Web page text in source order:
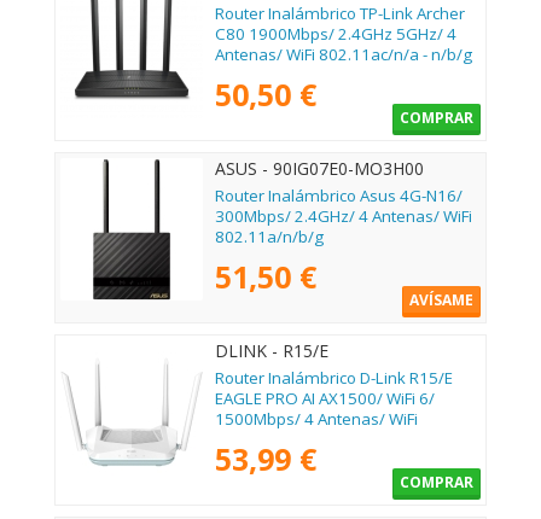
Router Inalámbrico TP-Link Archer
C80 1900Mbps/ 2.4GHz 5GHz/ 4
Antenas/ WiFi 802.11ac/n/a - n/b/g
50,50 €
COMPRAR
ASUS - 90IG07E0-MO3H00
Router Inalámbrico Asus 4G-N16/
300Mbps/ 2.4GHz/ 4 Antenas/ WiFi
802.11a/n/b/g
51,50 €
AVÍSAME
DLINK - R15/E
Router Inalámbrico D-Link R15/E
EAGLE PRO AI AX1500/ WiFi 6/
1500Mbps/ 4 Antenas/ WiFi
53,99 €
COMPRAR